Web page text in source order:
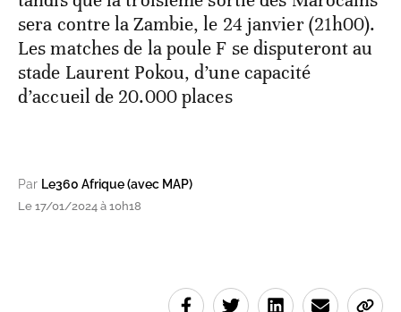
sera contre la Zambie, le 24 janvier (21h00).
Les matches de la poule F se disputeront au
stade Laurent Pokou, d’une capacité
d’accueil de 20.000 places
Par Le360 Afrique (avec MAP)
Le 17/01/2024 à 10h18